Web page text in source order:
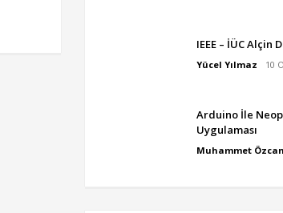
IEEE – İÜC Alçin
Yücel Yılmaz 10
Arduino İle
Uygulaması
Muhammet Özcan